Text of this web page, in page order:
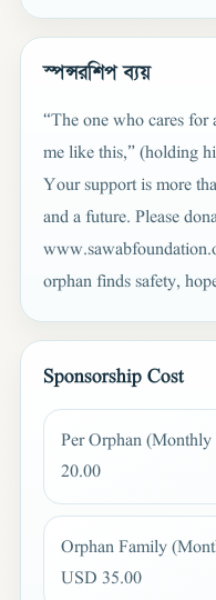
স্পন্সরশিপ ব্যয়
“The one who cares
me like this,” (holding
Your support is more
and a future. Please
orphan finds safety,
Sponsorship Cost
Per Orphan
20.00
Orphan Family
USD 35.00